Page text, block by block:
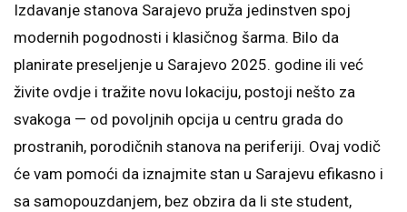
Izdavanje stanova Sarajevo pruža jedinstven spoj
modernih pogodnosti i klasičnog šarma. Bilo da
planirate preseljenje u Sarajevo 2025. godine ili već
živite ovdje i tražite novu lokaciju, postoji nešto za
svakoga — od povoljnih opcija u centru grada do
prostranih, porodičnih stanova na periferiji. Ovaj vodič
će vam pomoći da iznajmite stan u Sarajevu efikasno i
sa samopouzdanjem, bez obzira da li ste student,